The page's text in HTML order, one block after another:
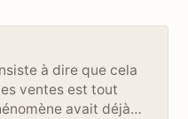
à dire que cela
ventes est tout
avait déjà